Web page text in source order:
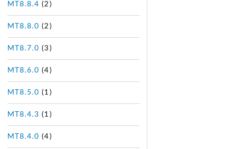
MT8.8.4 (2)
MT8.8.0 (2)
MT8.7.0 (3)
MT8.6.0 (4)
MT8.5.0 (1)
MT8.4.3 (1)
MT8.4.0 (4)